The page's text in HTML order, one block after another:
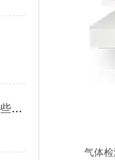
臭氧检测仪在安装时需要注意哪些问题?
气体检